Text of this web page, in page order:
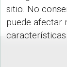
sitio. No
puede afectar